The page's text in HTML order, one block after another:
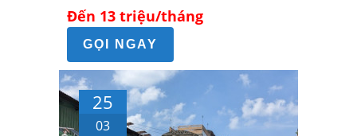
Đến 13 triệu/tháng
GỌI NGAY
25
03